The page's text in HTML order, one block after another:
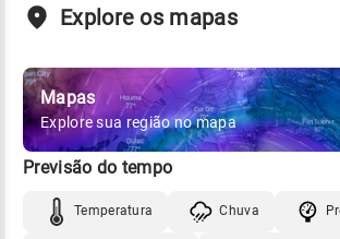
Explore os mapas
Mapas
Explore sua região no mapa
Previsão do tempo
Temperatura Chuva